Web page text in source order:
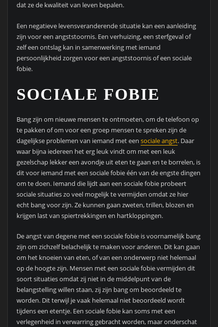
dat ze de kwaliteit van leven bepalen.
Een negatieve levensveranderende situatie kan een aanleiding
zijn voor een angststoornis. Een verhuizing, een sterfgeval of
zelf een ontslag kan in samenwerking met iemand
persoonlijkheid zorgen voor een angststoornis of een sociale
fobie.
SOCIALE FOBIE
Bang zijn om nieuwe mensen te ontmoeten, om de telefoon op
te pakken of om voor een groep mensen te spreken zijn de
dagelijkse problemen van iemand met een sociale angst. Daar
waar bijna iedereen het erg leuk vindt om met een leuk
gezelschap lekker een avondje uit eten te gaan en te borrelen, is
dit voor iemand met een sociale fobie één van de engste dingen
om te doen. Iemand die lijdt aan een sociale fobie probeert
sociale situaties zo veel mogelijk te vermijden omdat ze hier
echt bang voor zijn. Ze kunnen gaan zweten, trillen, blozen en
krijgen last van spiertrekkingen en hartkloppingen.
De angst van degene met een sociale fobie is voornamelijk bang
zijn om zichzelf belachelijk te maken voor anderen. Dit kan gaan
om het knoeien van eten, of van een onderwerp niet helemaal
op de hoogte zijn. Mensen met een sociale fobie vermijden dit
soort situaties omdat zij niet in de middelpunt van de
belangstelling willen staan, zij zijn bang om beoordeeld te
worden. Dit terwijl je vaak helemaal niet beoordeeld wordt
tijdens een etentje. Een sociale fobie kan soms met een
verlegenheid in verwarring gebracht worden, maar onderschat